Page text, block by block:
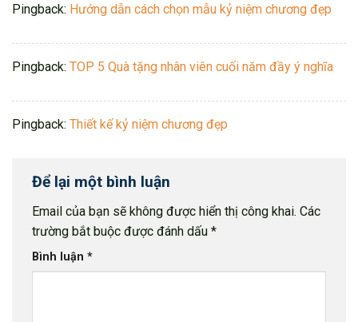
Pingback: Hướng dẫn cách chọn mẫu kỷ niệm chương đẹp
Pingback: TOP 5 Quà tặng nhân viên cuối năm đầy ý nghĩa
Pingback: Thiết kế kỷ niệm chương đẹp
Để lại một bình luận
Email của bạn sẽ không được hiển thị công khai. Các
trường bắt buộc được đánh dấu *
Bình luận *